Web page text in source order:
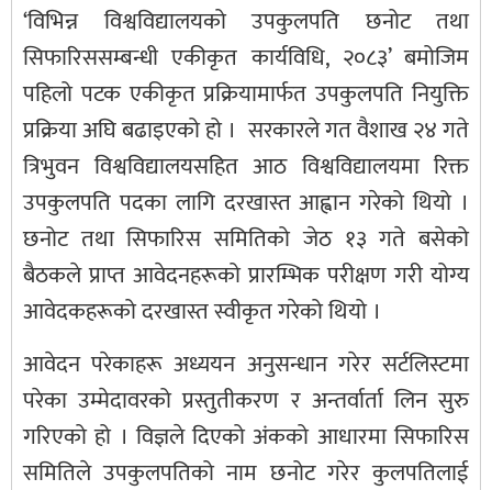
‘विभिन्न विश्वविद्यालयको उपकुलपति छनोट तथा
सिफारिससम्बन्धी एकीकृत कार्यविधि, २०८३’ बमोजिम
पहिलो पटक एकीकृत प्रक्रियामार्फत उपकुलपति नियुक्ति
प्रक्रिया अघि बढाइएको हो । सरकारले गत वैशाख २४ गते
त्रिभुवन विश्वविद्यालयसहित आठ विश्वविद्यालयमा रिक्त
उपकुलपति पदका लागि दरखास्त आह्वान गरेको थियो ।
छनोट तथा सिफारिस समितिको जेठ १३ गते बसेको
बैठकले प्राप्त आवेदनहरूको प्रारम्भिक परीक्षण गरी योग्य
आवेदकहरूको दरखास्त स्वीकृत गरेको थियो ।
आवेदन परेकाहरू अध्ययन अनुसन्धान गरेर सर्टलिस्टमा
परेका उम्मेदावरको प्रस्तुतीकरण र अन्तर्वार्ता लिन सुरु
गरिएको हो । विज्ञले दिएको अंकको आधारमा सिफारिस
समितिले उपकुलपतिको नाम छनोट गरेर कुलपतिलाई